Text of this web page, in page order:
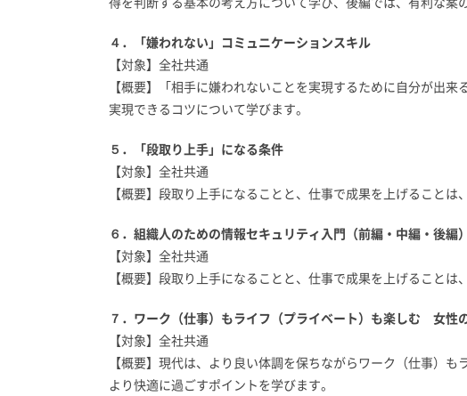
得を判断する基本の考え方について学び、後編では、有利な案
４．「嫌われない」コミュニケーションスキル
【対象】全社共通
【概要】「相手に嫌われないことを実現するために自分が出
実現できるコツについて学びます。
５．「段取り上手」になる条件
【対象】全社共通
【概要】段取り上手になることと、仕事で成果を上げること
６．組織人のための情報セキュリティ入門（前編・中編・後編）
【対象】全社共通
【概要】段取り上手になることと、仕事で成果を上げること
７．ワーク（仕事）もライフ（プライベート）も楽しむ 女性
【対象】全社共通
【概要】現代は、より良い体調を保ちながらワーク（仕事）
より快適に過ごすポイントを学びます。